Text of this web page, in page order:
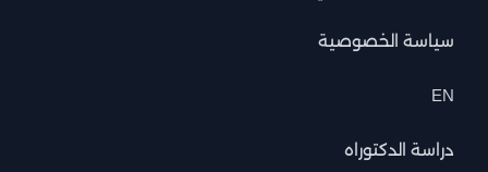
سياسة الخصوصية
EN
دراسة الدكتوراه